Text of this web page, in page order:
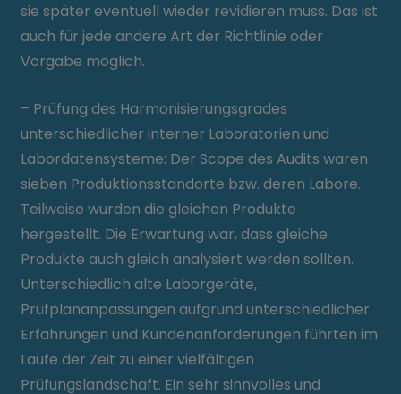
sie später eventuell wieder revidieren muss. Das ist
auch für jede andere Art der Richtlinie oder
Vorgabe möglich.
– Prüfung des Harmonisierungsgrades
unterschiedlicher interner Laboratorien und
Labordatensysteme: Der Scope des Audits waren
sieben Produktionsstandorte bzw. deren Labore.
Teilweise wurden die gleichen Produkte
hergestellt. Die Erwartung war, dass gleiche
Produkte auch gleich analysiert werden sollten.
Unterschiedlich alte Laborgeräte,
Prüfplananpassungen aufgrund unterschiedlicher
Erfahrungen und Kundenanforderungen führten im
Laufe der Zeit zu einer vielfältigen
Prüfungslandschaft. Ein sehr sinnvolles und